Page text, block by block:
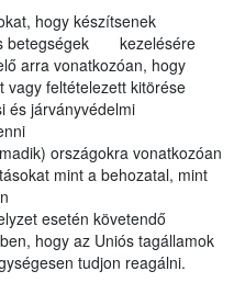
hogy készítsenek
betegségek kezelésére
arra vonatkozóan, hogy
vagy feltételezett kitörése
és járványvédelmi
országokra vonatkozóan
mint a behozatal, mint
esetén követendő
hogy az Uniós tagállamok
tudjon reagálni.